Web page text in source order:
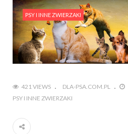
PSY I INNE ZWIERZAKI
421 VIEWS DLA-PSA.COM.PL
PSY I INNE ZWIERZAKI